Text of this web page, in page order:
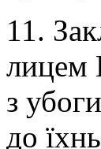
11.
лицем
з
до